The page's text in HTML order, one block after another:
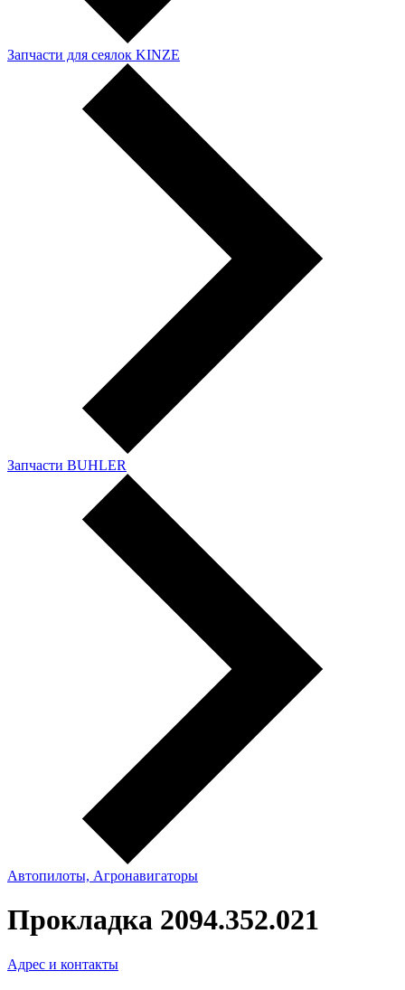
Запчасти для сеялок KINZE
Запчасти BUHLER
Автопилоты, Агронавигаторы
Прокладка 2094.352.021
Адрес и контакты